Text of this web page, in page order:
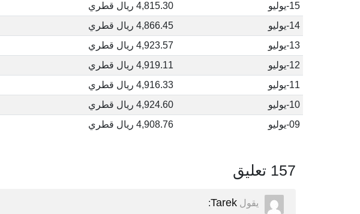
15-يوليو
4,815.30 ريال قطري
14-يوليو
4,866.45 ريال قطري
13-يوليو
4,923.57 ريال قطري
12-يوليو
4,919.11 ريال قطري
11-يوليو
4,916.33 ريال قطري
10-يوليو
4,924.60 ريال قطري
09-يوليو
4,908.76 ريال قطري
157 تعليق
يقول Tarek
: